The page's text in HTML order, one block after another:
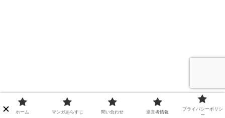
ホーム マンガあらすじ 問い合わせ 運営者情報
プライバシーポリシ
ー